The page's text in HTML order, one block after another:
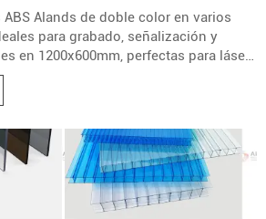
Alands de doble color en varios
para grabado, señalización y
en 1200x600mm, perfectas para láser